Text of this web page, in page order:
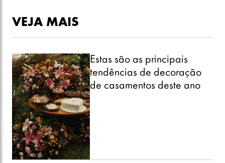
VEJA MAIS
Estas são as principais
tendências de decoração
de casamentos deste ano